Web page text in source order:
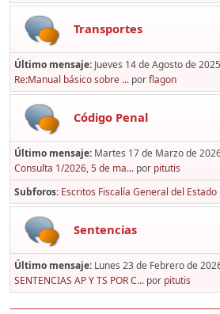
Transportes
Último mensaje: Jueves 14 de Agosto de
Re:Manual básico sobre ... porflagon
Código Penal
Último mensaje: Martes 17 de Marzo de
Consulta 1/2026, 5 de ma... por pitutis
Subforos Escritos Fiscalía General del Estado
Sentencias
Último mensaje: Lunes 23 de Febrero de
SENTENCIAS AP Y TS POR C... por pitutis